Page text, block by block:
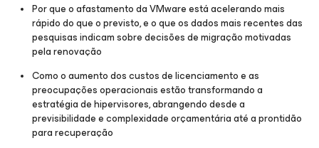
Por que o afastamento da VMware está acelerando mais
rápido do que o previsto, e o que os dados mais recentes das
pesquisas indicam sobre decisões de migração motivadas
pela renovação
Como o aumento dos custos de licenciamento e as
preocupações operacionais estão transformando a
estratégia de hipervisores, abrangendo desde a
previsibilidade e complexidade orçamentária até a prontidão
para recuperação